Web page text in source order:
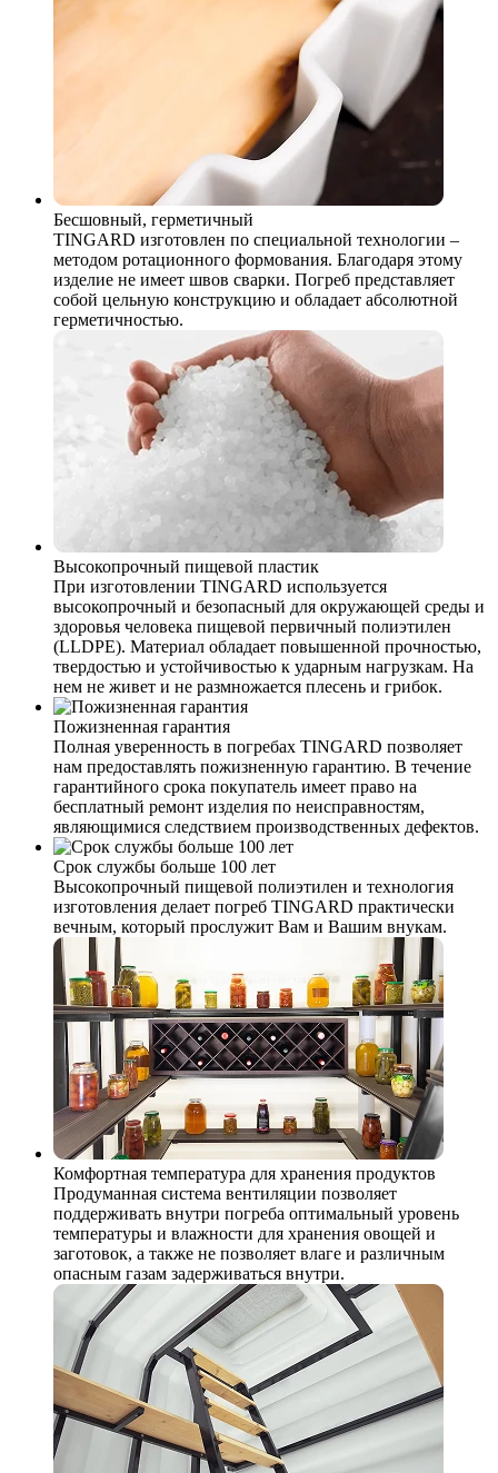
Бесшовный, герметичный
TINGARD изготовлен по специальной технологии –
методом ротационного формования. Благодаря этому
изделие не имеет швов сварки. Погреб представляет
собой цельную конструкцию и обладает абсолютной
герметичностью.
Высокопрочный пищевой пластик
При изготовлении TINGARD используется
высокопрочный и безопасный для окружающей среды и
здоровья человека пищевой первичный полиэтилен
(LLDPE). Материал обладает повышенной прочностью,
твердостью и устойчивостью к ударным нагрузкам. На
нем не живет и не размножается плесень и грибок.
Пожизненная гарантия
Полная уверенность в погребах TINGARD позволяет
нам предоставлять пожизненную гарантию. В течение
гарантийного срока покупатель имеет право на
бесплатный ремонт изделия по неисправностям,
являющимися следствием производственных дефектов.
Срок службы больше 100 лет
Высокопрочный пищевой полиэтилен и технология
изготовления делает погреб TINGARD практически
вечным, который прослужит Вам и Вашим внукам.
Комфортная температура для хранения продуктов
Продуманная система вентиляции позволяет
поддерживать внутри погреба оптимальный уровень
температуры и влажности для хранения овощей и
заготовок, а также не позволяет влаге и различным
опасным газам задерживаться внутри.